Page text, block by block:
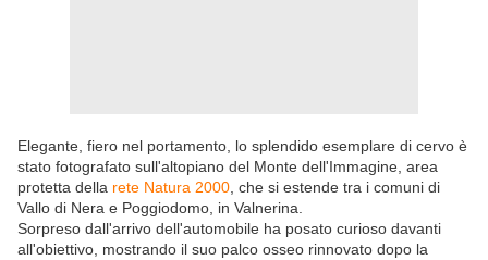
Elegante, fiero nel portamento, lo splendido esemplare di cervo è
stato fotografato sull'altopiano del Monte dell'Immagine, area
protetta della rete Natura 2000 , che si estende tra i comuni di
Vallo di Nera e Poggiodomo, in Valnerina.
Sorpreso dall'arrivo dell'automobile ha posato curioso davanti
all'obiettivo, mostrando il suo palco osseo rinnovato dopo la